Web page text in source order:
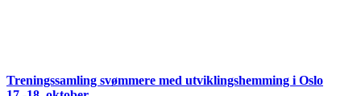
Treningssamling svømmere med utviklingshemming i Oslo